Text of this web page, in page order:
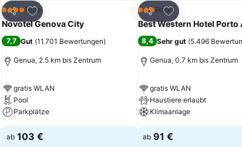
Teilen
Zu Favoriten hinzufügen
4 SterneHotel
Novotel Genova City
7,7 Gut (11.701 Bewertungen)
Genua, 2.5 km bis Zentrum
gratis WLAN
Pool
Parkplätze
ab 103 €
Teilen
Zu Favoriten
3 SterneHotel
Best Western Hotel Porto
8,4 Sehr gut (5.496
Genua, 0.7 km bis Zentrum
gratis WLAN
Haustiere erlaubt
Klimaanlage
ab 91 €